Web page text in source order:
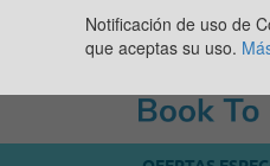
Notificación de uso de
que aceptas su uso.